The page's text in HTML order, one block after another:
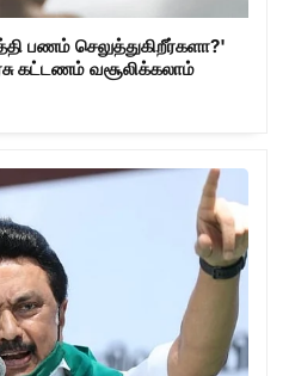
பணம் செலுத்துகிறீர்களா?'
கட்டணம் வசூலிக்கலாம்